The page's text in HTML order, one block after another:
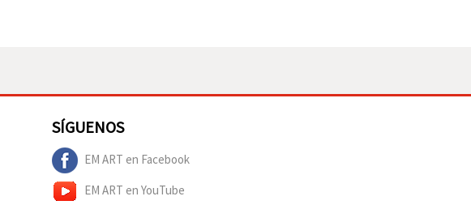
SÍGUENOS
EM ART en Facebook
EM ART en YouTube